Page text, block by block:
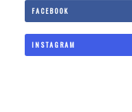
FACEBOOK
INSTAGRAM